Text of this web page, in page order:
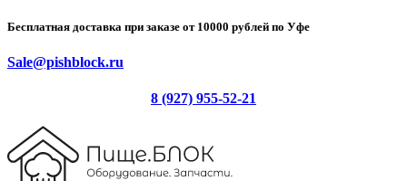
Бесплатная доставка при заказе от 10000 рублей по Уфе
Sale@pishblock.ru
8 (927) 955-52-21